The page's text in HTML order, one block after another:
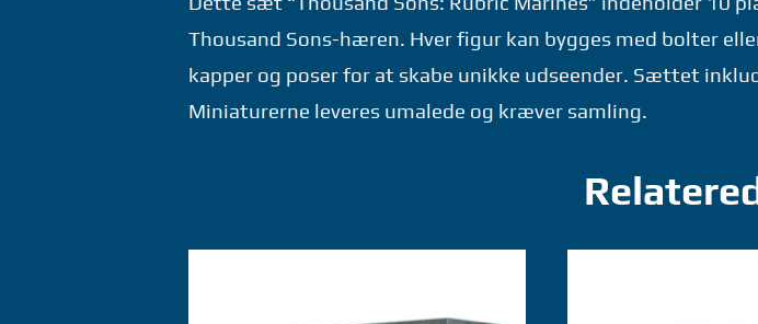
Thousand Sons-hæren. Hver figur kan bygges med bolter
kapper og poser for at skabe unikke udseender. Sættet
Miniaturerne leveres umalede og kræver samling.